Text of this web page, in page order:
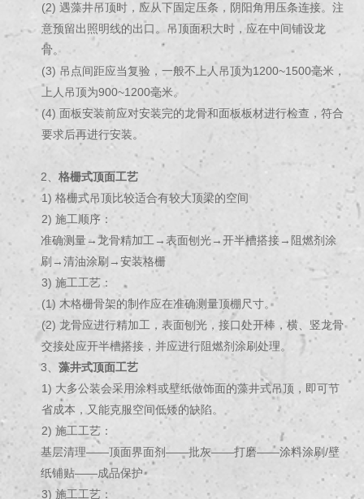
(2) 遇藻井吊顶时，应从下固定压条，阴阳角用压条连接。注
意预留出照明线的出口。吊顶面积大时，应在中间铺设龙
骨。
(3) 吊点间距应当复验，一般不上人吊顶为1200~1500毫米，
上人吊顶为900~1200毫米。
(4) 面板安装前应对安装完的龙骨和面板板材进行检查，符合
要求后再进行安装。
2、格栅式顶面工艺
1) 格栅式吊顶比较适合有较大顶梁的空间
2) 施工顺序：
准确测量→龙骨精加工→表面刨光→开半槽搭接→阻燃剂涂
刷→清油涂刷→安装格栅
3) 施工工艺：
(1) 木格栅骨架的制作应在准确测量顶棚尺寸。
(2) 龙骨应进行精加工，表面刨光，接口处开棒，横、竖龙骨
交接处应开半槽搭接，并应进行阻燃剂涂刷处理。
3、藻井式顶面工艺
1) 大多公装会采用涂料或壁纸做饰面的藻井式吊顶，即可节
省成本，又能克服空间低矮的缺陷。
2) 施工工艺：
基层清理——顶面界面剂——批灰——打磨——涂料涂刷/壁
纸铺贴——成品保护
3) 施工工艺：